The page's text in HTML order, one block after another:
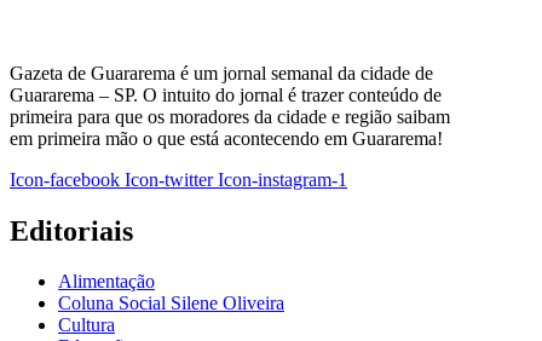
Gazeta de Guararema é um jornal semanal da cidade de
Guararema – SP. O intuito do jornal é trazer conteúdo de
primeira para que os moradores da cidade e região saibam
em primeira mão o que está acontecendo em Guararema!
Icon-facebook Icon-twitter Icon-instagram-1
Editoriais
Alimentação
Coluna Social Silene Oliveira
Cultura